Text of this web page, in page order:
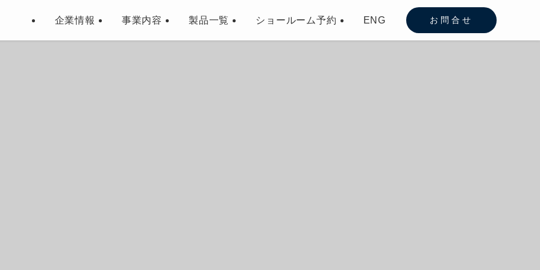
企業情報 事業内容 製品一覧 ショールーム予約 ENG お問合せ